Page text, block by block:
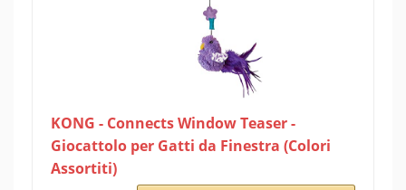
KONG - Connects Window Teaser -
Giocattolo per Gatti da Finestra (Colori
Assortiti)